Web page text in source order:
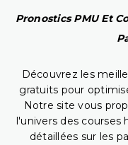
Pronostics PMU Et
Découvrez les
gratuits pour
Notre site vous
l'univers des
détaillées sur les